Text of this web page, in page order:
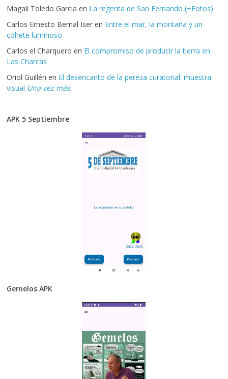
Magali Toledo Garcia en La regenta de San Fernando (+Fotos)
Carlos Ernesto Bernal Iser en Entre el mar, la montaña y un
cohete luminoso
Carlos el Charquero en El compromiso de producir la tierra en
Las Charcas
Oriol Guillén en El desencanto de la pereza curatorial: muestra
visual Una vez más
APK 5 Septiembre
Gemelos APK